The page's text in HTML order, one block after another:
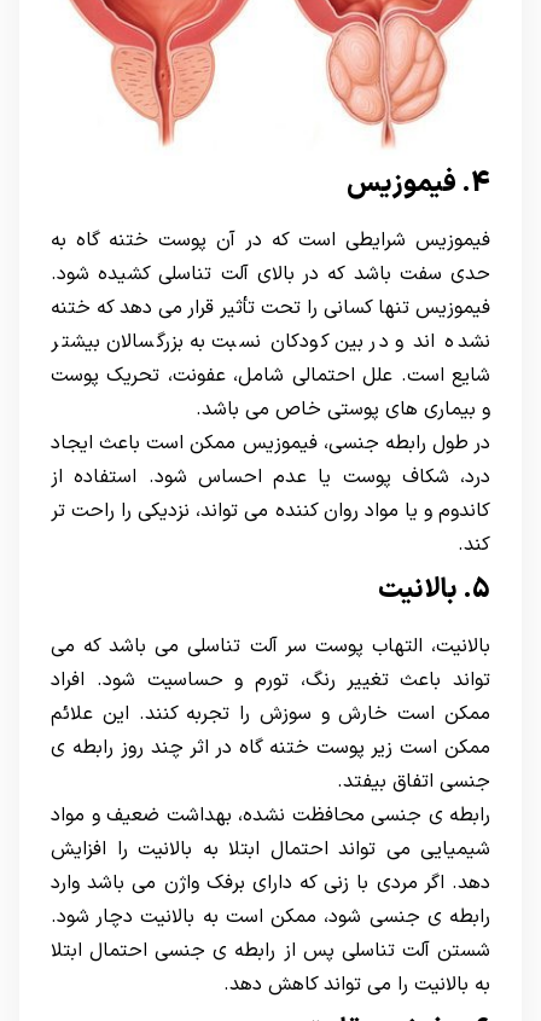
4. فیموزیس
فیموزیس شرایطی است که در آن پوست ختنه گاه به
حدی سفت باشد که در بالای آلت تناسلی کشیده شود.
فیموزیس تنها کسانی را تحت تأثیر قرار می دهد که ختنه
نشده اند و در بین کودکان نسبت به بزرگسالان بیشتر
شایع است. علل احتمالی شامل، عفونت، تحریک پوست
و بیماری های پوستی خاص می باشد.
در طول رابطه جنسی، فیموزیس ممکن است باعث ایجاد
درد، شکاف پوست یا عدم احساس شود. استفاده از
کاندوم و یا مواد روان کننده می تواند، نزدیکی را راحت تر
کند.
5. بالانیت
بالانیت، التهاب پوست سر آلت تناسلی می باشد که می
تواند باعث تغییر رنگ، تورم و حساسیت شود. افراد
ممکن است خارش و سوزش را تجربه کنند. این علائم
ممکن است زیر پوست ختنه گاه در اثر چند روز رابطه ی
جنسی اتفاق بیفتد.
رابطه ی جنسی محافظت نشده، بهداشت ضعیف و مواد
شیمیایی می تواند احتمال ابتلا به بالانیت را افزایش
دهد. اگر مردی با زنی که دارای برفک واژن می باشد وارد
رابطه ی جنسی شود، ممکن است به بالانیت دچار شود.
شستن آلت تناسلی پس از رابطه ی جنسی احتمال ابتلا
به بالانیت را می تواند کاهش دهد.